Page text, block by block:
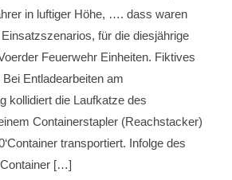
in luftiger Höhe, …. dass waren
für die diesjährige
Feuerwehr Einheiten. Fiktives
Entladearbeiten am
kollidiert die Laufkatze des
Containerstapler (Reachstacker)
transportiert. Infolge des
[…]